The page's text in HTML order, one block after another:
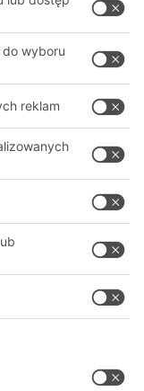
MAGAZYN